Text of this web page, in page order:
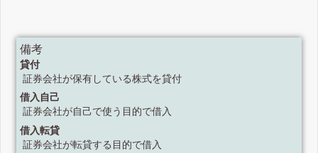
備考
貸付
証券会社が保有している株式を貸付
借入自己
証券会社が自己で使う目的で借入
借入転貸
証券会社が転貸する目的で借入